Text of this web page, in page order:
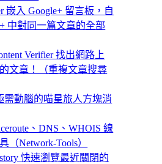
嵌入 Google+ 留言板，自
中對同一篇文章的全部
Verifier 找出網路上
文章！（重複文章搜尋
需動腦的喵星旅人方塊消
、DNS、WHOIS 線
（Network-Tools）
快速瀏覽最近關閉的